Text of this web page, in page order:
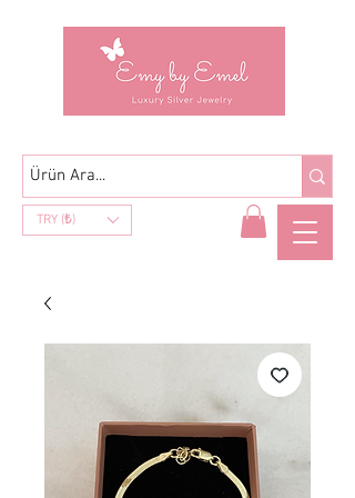
TRY (₺)